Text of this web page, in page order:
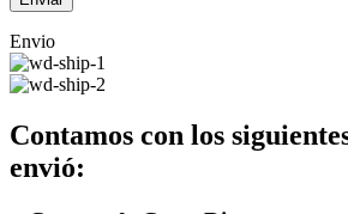
Envio
Contamos con los
envió: